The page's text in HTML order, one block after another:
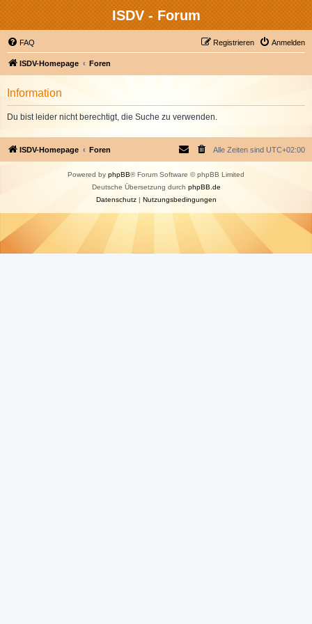
ISDV - Forum
FAQ Anmelden
Registrieren
ISDV-Homepage Foren
Information
Du bist leider nicht berechtigt, die Suche zu verwenden.
ISDV-Homepage Foren Alle Zeiten sind UTC+02:00
Powered by phpBB® Forum Software © phpBB Limited
Deutsche Übersetzung durch phpBB.de
Datenschutz| Nutzungsbedingungen